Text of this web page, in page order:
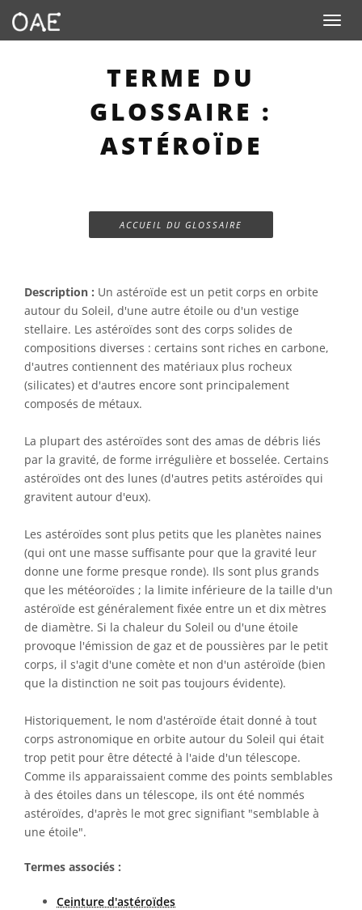
Toggle
TERME DU
GLOSSAIRE :
ASTÉROÏDE
ACCUEIL DU GLOSSAIRE
Description : Un astéroïde est un petit corps en orbite
autour du Soleil, d'une autre étoile ou d'un vestige
stellaire. Les astéroïdes sont des corps solides de
compositions diverses : certains sont riches en carbone,
d'autres contiennent des matériaux plus rocheux
(silicates) et d'autres encore sont principalement
composés de métaux.
La plupart des astéroïdes sont des amas de débris liés
par la gravité, de forme irrégulière et bosselée. Certains
astéroïdes ont des lunes (d'autres petits astéroïdes qui
gravitent autour d'eux).
Les astéroïdes sont plus petits que les planètes naines
(qui ont une masse suffisante pour que la gravité leur
donne une forme presque ronde). Ils sont plus grands
que les météoroïdes ; la limite inférieure de la taille d'un
astéroïde est généralement fixée entre un et dix mètres
de diamètre. Si la chaleur du Soleil ou d'une étoile
provoque l'émission de gaz et de poussières par le petit
corps, il s'agit d'une comète et non d'un astéroïde (bien
que la distinction ne soit pas toujours évidente).
Historiquement, le nom d'astéroïde était donné à tout
corps astronomique en orbite autour du Soleil qui était
trop petit pour être détecté à l'aide d'un télescope.
Comme ils apparaissaient comme des points semblables
à des étoiles dans un télescope, ils ont été nommés
astéroïdes, d'après le mot grec signifiant "semblable à
une étoile".
Termes associés :
Ceinture d'astéroïdes